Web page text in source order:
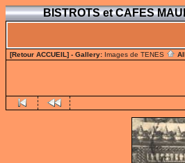
BISTROTS et CAFES
[Retour ACCUEIL] - Gallery: Images de TENES